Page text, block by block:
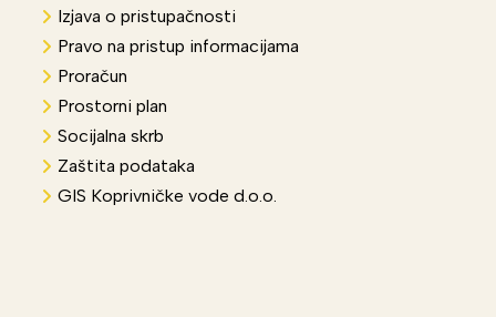
Izjava o pristupačnosti
Pravo na pristup informacijama
Proračun
Prostorni plan
Socijalna skrb
Zaštita podataka
GIS Koprivničke vode d.o.o.